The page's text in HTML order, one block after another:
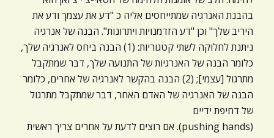
בהבנת האנרגיה שמתייחסים אליה כ "דע את עצמך ודע את
היריב שלך" וכן "דע הזדמנויות ויתרונות". הבנה של אנרגיה
ניתנת לחלוקה לשתי קטגוריות: (1) הבנה ביחס לאנרגיה שלך,
כלומר הבנה של האנרגיות של התנועה שלך, דבר שמתקבל
מתרגול [עצמי]; (2) הבנה בהקשר לאנרגיה של אחרים, כלומר
הבנה של האנרגיה של האדם האחר, דבר שמתקבל מתרגול
של דחיפת ידיים
(pushing hands). אם רוצים לדעת על אחרים צריך ראשית